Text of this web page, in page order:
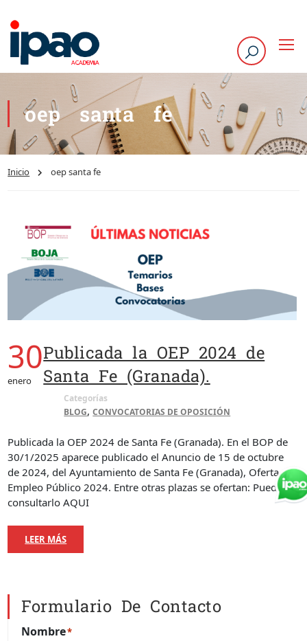
oep santa fe
Inicio oep santa fe
30
enero
Publicada la OEP 2024 de
Santa Fe (Granada).
Categorías
BLOG,CONVOCATORIAS DE OPOSICIÓN
Publicada la OEP 2024 de Santa Fe (Granada). En el BOP de
30/1/2025 aparece publicado el Anuncio de 15 de octubre
de 2024, del Ayuntamiento de Santa Fe (Granada), Oferta de
Empleo Público 2024. Entre otras plazas se ofertan: Puedes
consultarlo AQUI
LEER MÁS
Formulario De Contacto
Nombre*